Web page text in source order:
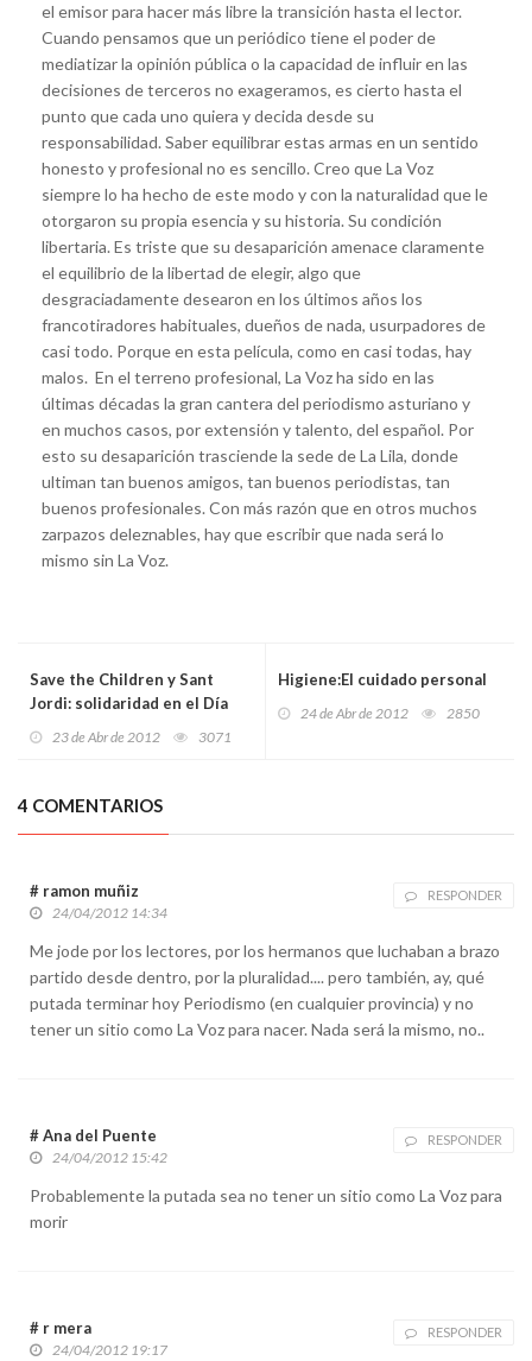
el emisor para hacer más libre la transición hasta el lector.
Cuando pensamos que un periódico tiene el poder de
mediatizar la opinión pública o la capacidad de influir en las
decisiones de terceros no exageramos, es cierto hasta el
punto que cada uno quiera y decida desde su
responsabilidad. Saber equilibrar estas armas en un sentido
honesto y profesional no es sencillo. Creo que La Voz
siempre lo ha hecho de este modo y con la naturalidad que le
otorgaron su propia esencia y su historia. Su condición
libertaria. Es triste que su desaparición amenace claramente
el equilibrio de la libertad de elegir, algo que
desgraciadamente desearon en los últimos años los
francotiradores habituales, dueños de nada, usurpadores de
casi todo. Porque en esta película, como en casi todas, hay
malos. En el terreno profesional, La Voz ha sido en las
últimas décadas la gran cantera del periodismo asturiano y
en muchos casos, por extensión y talento, del español. Por
esto su desaparición trasciende la sede de La Lila, donde
ultiman tan buenos amigos, tan buenos periodistas, tan
buenos profesionales. Con más razón que en otros muchos
zarpazos deleznables, hay que escribir que nada será lo
mismo sin La Voz.
Save the Children y Sant
Jordi: solidaridad en el Día
23 de Abr de 2012 3071
Higiene:El cuidado personal
24 de Abr de 2012 2850
4 COMENTARIOS
# ramon muñiz RESPONDER
24/04/2012 14:34
Me jode por los lectores, por los hermanos que luchaban a brazo
partido desde dentro, por la pluralidad.... pero también, ay, qué
putada terminar hoy Periodismo (en cualquier provincia) y no
tener un sitio como La Voz para nacer. Nada será la mismo, no..
# Ana del Puente RESPONDER
24/04/2012 15:42
Probablemente la putada sea no tener un sitio como La Voz para
morir
# r mera RESPONDER
24/04/2012 19:17